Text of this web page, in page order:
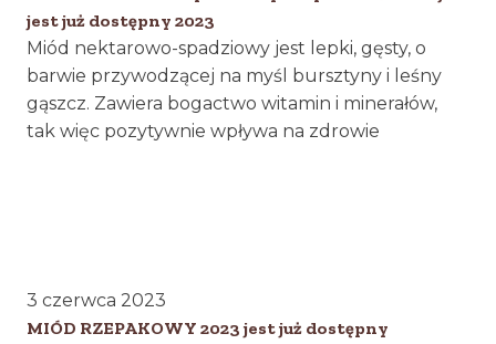
jest już dostępny 2023
Miód nektarowo-spadziowy jest lepki, gęsty, o
barwie przywodzącej na myśl bursztyny i leśny
gąszcz. Zawiera bogactwo witamin i minerałów,
tak więc pozytywnie wpływa na zdrowie
3 czerwca 2023
MIÓD RZEPAKOWY 2023 jest już dostępny